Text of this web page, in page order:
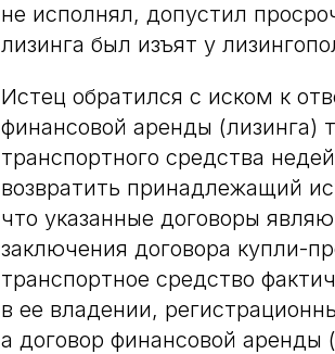
не исполнял, допустил
лизинга был изъят у
Истец обратился с иском к
финансовой аренды (лизинга)
транспортного средства
возвратить принадлежащий
что указанные договоры
заключения договора купли-
транспортное средство
в ее владении,
а договор финансовой аренды